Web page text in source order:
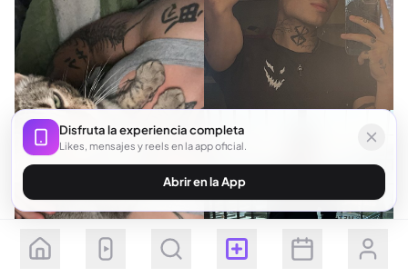
Seguir Suscribirse
Disfruta la experiencia completa
Likes, mensajes y reels en la app oficial.
Abrir en la App